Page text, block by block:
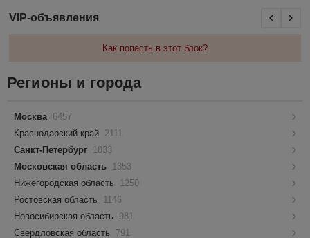
VIP-объявления
Как попасть в этот блок?
Регионы и города
Москва 6457
Краснодарский край 2111
Санкт-Петербург 1833
Московская область 1353
Нижегородская область
1250
Ростовская область
1146
Новосибирская область
981
Свердловская область
791